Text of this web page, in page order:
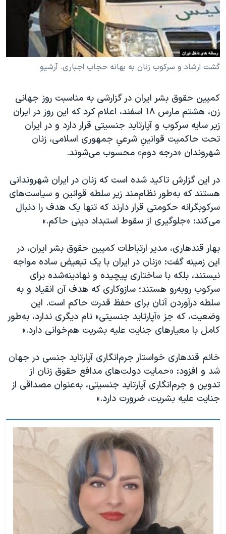
فرهنگ و زندگی
حقوق شهروندی
اقتصادی
علم و فناوری
گالری عکس
آرشیو پخش زنده
مستندها
انتخابات ریاست جمهوری آمریکا ۲۰۲۴
حمله جمهوری اسلامی به اسرائیل
رمز مهسا
اعتراضات زن، زندگی، آزادی
مجموعه مستندهای دادخواهی
تریبونال مردمی آبان ۹۸
دادگاه حمید نوری
چهل سال گروگان‌گیری
قانون شفافیت دارائی کادر رهبری ایران
اعتراضات مردمی آبان ۹۸
اسرائیل در جنگ
نرگس محمدی برنده جایزه نوبل صلح
همایش محافظه‌کاران آمریکا «سی‌پک»
صفحه‌های ویژه
سفر پرزیدنت ترامپ به چین
دنبال کنید
گشت ارشاد و سرکوب زنان به بهانه حجاب اجباری. آرشیو
کمپین حقوق بشر ایران در گزارشی به مناسبت روز جهانی
زن، هشتم مارس ۱۸ اسفند، اعلام کرد که این روز در ایران
زیر سایه سرکوب و آپارتاید جنسیتی قرار دارد و در ایران
تحت حاکمیت قوانینِ شرعیِ جمهوری اسلامی، زنان
شهروندان «درجه دوم» محسوب می‌‌شوند.
در این گزارش تاکید شده است که زنان در ایران شهروندانی
هستند که به‌طور نظام‌مند زیر سلطه قوانین و سیاست‌های
سرکوبگرانه‌ حکومتی قرار دارند که تنها یک هدف را دنبال
می‌کند: «جلوگیری از سقوط استبداد دینی حاکم.»
بهار قندهاری، مدیر ارتباطات کمپین حقوق بشر ایران، در
این زمینه گفت: «زنان در ایران با یک تبعیض ساده مواجه
نیستند، بلکه با ساختاری پیچیده و نهادینه‌شده برای
سرکوب روبه‌‌رو هستند؛ سازوکاری که هدف آن انقیاد و به
سلطه درآوردن آنان برای حفظ قدرت حاکم است. این
وضعیت، که جز «آپارتاید جنسیتی» نام دیگری ندارد، به‌طور
کامل با معیارهای جنایت علیه بشریت هم‌خوانی دارد.»
خانم قندهاری خواستار جرم‌انگاری آپارتاید جنسی در جهان
شد و افزود: «حمایت دولت‌های مدافع حقوق زنان از
تدوین و جرم‌انگاری آپارتاید جنسیتی، به‌عنوان مصداقی از
جنایت علیه بشریت، ضرورت دارد.»